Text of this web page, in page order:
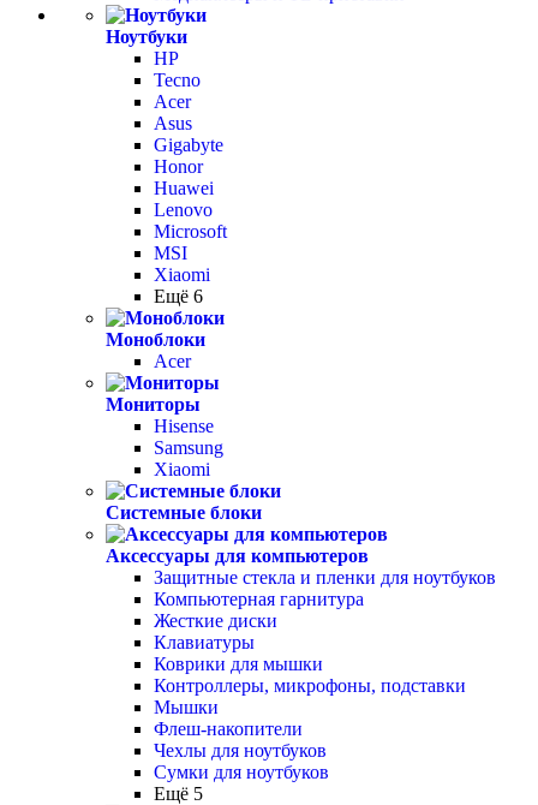
Ноутбуки
HP
Tecno
Acer
Asus
Gigabyte
Honor
Huawei
Lenovo
Microsoft
MSI
Xiaomi
Ещё 6
Моноблоки
Acer
Мониторы
Hisense
Samsung
Xiaomi
Системные блоки
Аксессуары для компьютеров
Защитные стекла и пленки для ноутбуков
Компьютерная гарнитура
Жесткие диски
Клавиатуры
Коврики для мышки
Контроллеры, микрофоны, подставки
Мышки
Флеш-накопители
Чехлы для ноутбуков
Сумки для ноутбуков
Ещё 5